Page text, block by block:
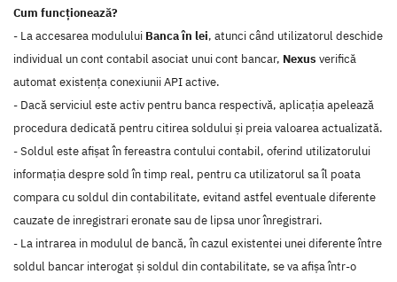
Cum funcționează?
- La accesarea modulului Banca în lei, atunci când utilizatorul deschide
individual un cont contabil asociat unui cont bancar, Nexus verifică
automat existența conexiunii API active.
- Dacă serviciul este activ pentru banca respectivă, aplicația apelează
procedura dedicată pentru citirea soldului și preia valoarea actualizată.
- Soldul este afișat în fereastra contului contabil, oferind utilizatorului
informația despre sold în timp real, pentru ca utilizatorul sa îl poata
compara cu soldul din contabilitate, evitand astfel eventuale diferente
cauzate de inregistrari eronate sau de lipsa unor înregistrari.
- La intrarea in modulul de bancă, în cazul existentei unei diferente între
soldul bancar interogat și soldul din contabilitate, se va afișa într-o